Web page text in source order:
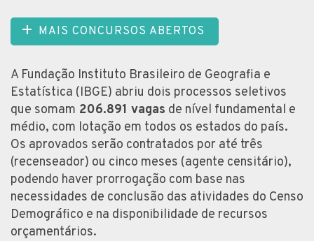
MAIS CONCURSOS ABERTOS
A Fundação Instituto Brasileiro de Geografia e
Estatística (IBGE) abriu dois processos seletivos
que somam 206.891 vagas de nível fundamental e
médio, com lotação em todos os estados do país.
Os aprovados serão contratados por até três
(recenseador) ou cinco meses (agente censitário),
podendo haver prorrogação com base nas
necessidades de conclusão das atividades do Censo
Demográfico e na disponibilidade de recursos
orçamentários.